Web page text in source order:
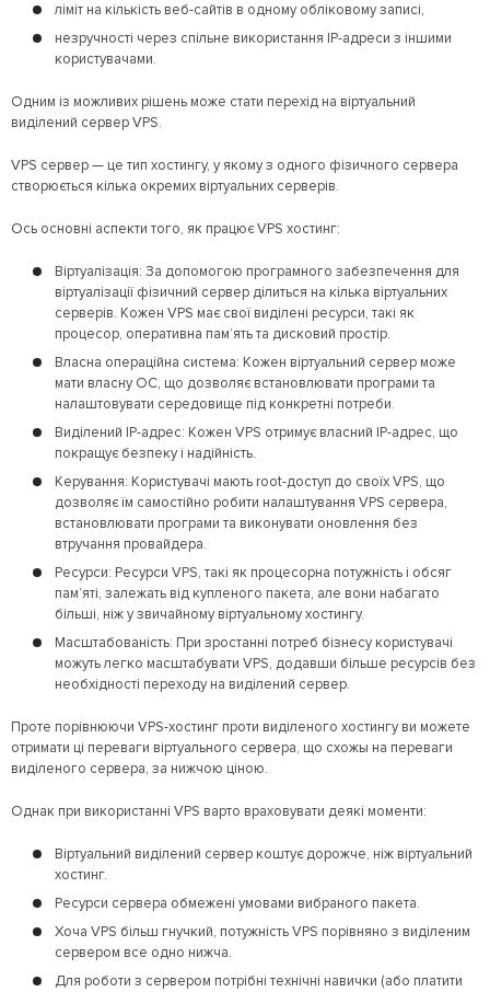
ліміт на кількість веб-сайтів в одному обліковому записі,
незручності через спільне використання IP-адреси з іншими
користувачами.
Одним із можливих рішень може стати перехід на віртуальний
виділений сервер VPS.
VPS сервер — це тип хостингу, у якому з одного фізичного сервера
створюється кілька окремих віртуальних серверів.
Ось основні аспекти того, як працює VPS хостинг:
Віртуалізація: За допомогою програмного забезпечення для
віртуалізації фізичний сервер ділиться на кілька віртуальних
серверів. Кожен VPS має свої виділені ресурси, такі як
процесор, оперативна пам’ять та дисковий простір.
Власна операційна система: Кожен віртуальний сервер може
мати власну ОС, що дозволяє встановлювати програми та
налаштовувати середовище під конкретні потреби.
Виділений IP-адрес: Кожен VPS отримує власний IP-адрес, що
покращує безпеку і надійність.
Керування: Користувачі мають root-доступ до своїх VPS, що
дозволяє їм самостійно робити налаштування VPS сервера,
встановлювати програми та виконувати оновлення без
втручання провайдера.
Ресурси: Ресурси VPS, такі як процесорна потужність і обсяг
пам’яті, залежать від купленого пакета, але вони набагато
більші, ніж у звичайному віртуальному хостингу.
Масштабованість: При зростанні потреб бізнесу користувачі
можуть легко масштабувати VPS, додавши більше ресурсів без
необхідності переходу на виділений сервер.
Проте порівнюючи VPS-хостинг проти виділеного хостингу ви можете
отримати ці переваги віртуального сервера, що схожы на переваги
виділеного сервера, за нижчою ціною.
Однак при використанні VPS варто враховувати деякі моменти:
Віртуальний виділений сервер коштує дорожче, ніж віртуальний
хостинг.
Ресурси сервера обмежені умовами вибраного пакета.
Хоча VPS більш гнучкий, потужність VPS порівняно з виділеним
сервером все одно нижча.
Для роботи з сервером потрібні технічні навички (або платити